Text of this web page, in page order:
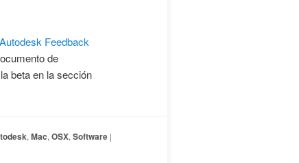
Feedback
de
beta en la sección
,Mac,OSX,Software |